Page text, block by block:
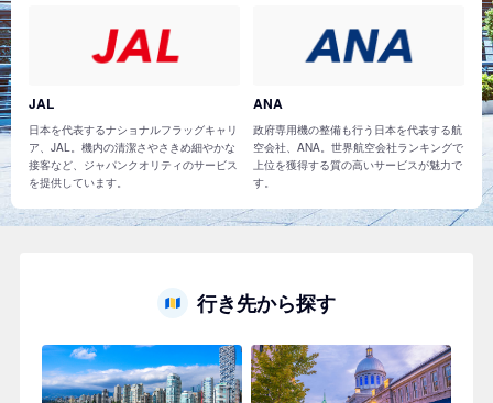
JAL
日本を代表するナショナルフラッグキャリ
ア、JAL。機内の清潔さやさきめ細やかな
接客など、ジャパンクオリティのサービス
を提供しています。
ANA
政府専用機の整備も行う日本を代表する航
空会社、ANA。世界航空会社ランキングで
上位を獲得する質の高いサービスが魅力で
す。
行き先から探す